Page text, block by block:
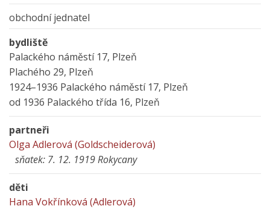
obchodní jednatel
bydliště
Palackého náměstí 17, Plzeň
Plachého 29, Plzeň
1924–1936 Palackého náměstí 17, Plzeň
od 1936 Palackého třída 16, Plzeň
partneři
Olga Adlerová (Goldscheiderová)
sňatek: 7. 12. 1919 Rokycany
děti
Hana Vokřínková (Adlerová)